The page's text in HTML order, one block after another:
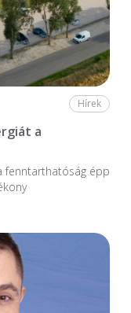
Hírek
a
fenntarthatóság épp